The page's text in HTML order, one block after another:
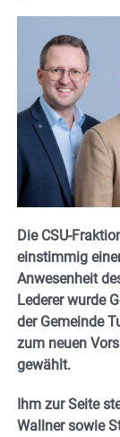
Die CSU-
einstimmig
Anwesenheit
Lederer wurde
der Gemeinde
zum neuen
gewählt.
Ihm zur Seite
Wallner sowie